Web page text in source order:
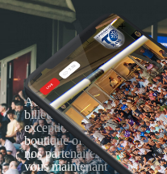
Actualités, nouveautés,
billetterie, remises
exceptionnelles dans la
boutique officielles & chez
nos partenaires… Inscrivez-
vous maintenant